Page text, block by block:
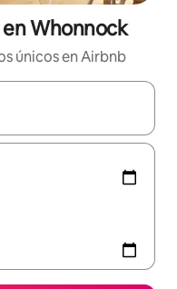
Whonnock
únicos en Airbnb
navega con las